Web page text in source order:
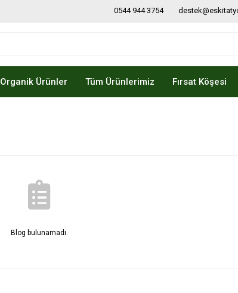
0544 944 3754
Organik Ürünler Tüm Ürünlerimiz Fırsat Köşesi
Blog bulunamadı.